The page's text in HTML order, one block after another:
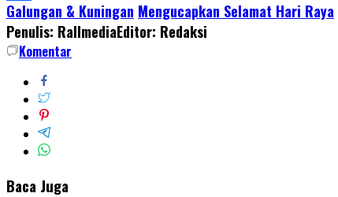
Share
Galungan & Kuningan Mengucapkan Selamat Hari Raya
Penulis: RallmediaEditor: Redaksi
Komentar
Baca Juga